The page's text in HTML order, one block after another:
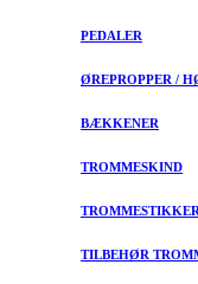
PEDALER
ØREPROPPER /
BÆKKENER
TROMMESKIND
TROMMESTIKKER
TILBEHØR